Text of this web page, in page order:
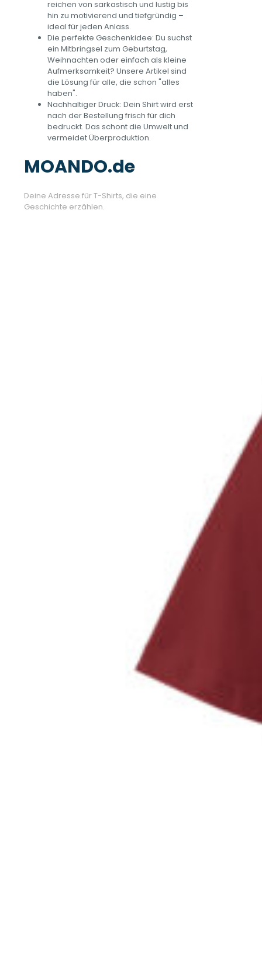
reichen von sarkastisch und lustig bis
hin zu motivierend und tiefgründig –
ideal für jeden Anlass.
Die perfekte Geschenkidee: Du suchst
ein Mitbringsel zum Geburtstag,
Weihnachten oder einfach als kleine
Aufmerksamkeit? Unsere Artikel sind
die Lösung für alle, die schon "alles
haben".
Nachhaltiger Druck: Dein Shirt wird erst
nach der Bestellung frisch für dich
bedruckt. Das schont die Umwelt und
vermeidet Überproduktion.
MOANDO.de
Deine Adresse für T-Shirts, die eine
Geschichte erzählen.